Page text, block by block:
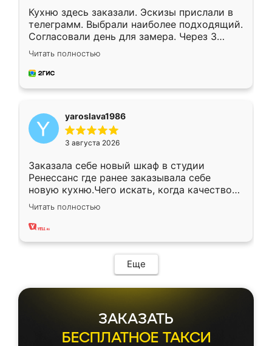
Кухню здесь заказали. Эскизы прислали в
телеграмм. Выбрали наиболее подходящий.
Согласовали день для замера. Через 3
недели кухня была уже готова. Остались
довольны работой. Спасибо Ренессанс
мебель за качественную работу!
Читать полностью
yaroslava1986
3 августа 2026
Заказала себе новый шкаф в студии
Ренессанс где ранее заказывала себе
новую кухню.Чего искать, когда качеством
вполне довольна. Служит кухня уже почти
два года, нареканий нет.
Читать полностью
Еще
ЗАКАЗАТЬ
БЕСПЛАТНОЕ ТАКСИ